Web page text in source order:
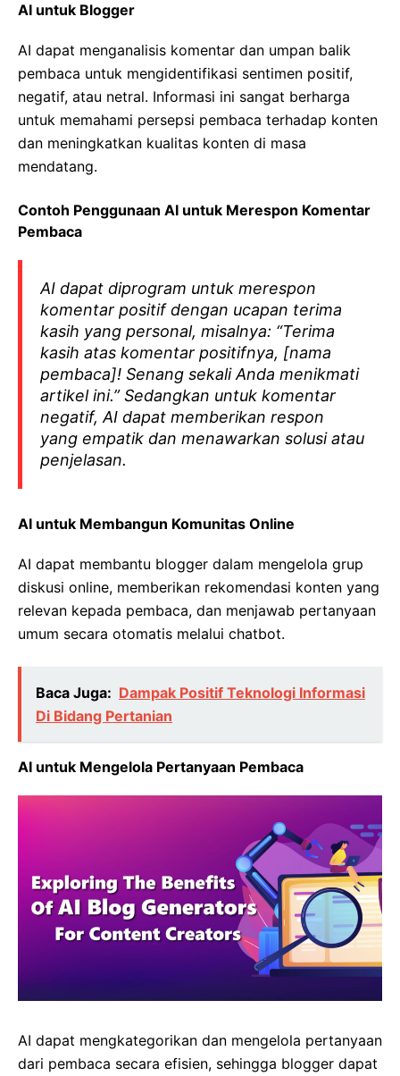
AI untuk Blogger
AI dapat menganalisis komentar dan umpan balik
pembaca untuk mengidentifikasi sentimen positif,
negatif, atau netral. Informasi ini sangat berharga
untuk memahami persepsi pembaca terhadap konten
dan meningkatkan kualitas konten di masa
mendatang.
Contoh Penggunaan AI untuk Merespon Komentar
Pembaca
AI dapat diprogram untuk merespon
komentar positif dengan ucapan terima
kasih yang personal, misalnya: “Terima
kasih atas komentar positifnya, [nama
pembaca]! Senang sekali Anda menikmati
artikel ini.” Sedangkan untuk komentar
negatif, AI dapat memberikan respon
yang empatik dan menawarkan solusi atau
penjelasan.
AI untuk Membangun Komunitas Online
AI dapat membantu blogger dalam mengelola grup
diskusi online, memberikan rekomendasi konten yang
relevan kepada pembaca, dan menjawab pertanyaan
umum secara otomatis melalui chatbot.
Baca Juga: Dampak Positif Teknologi Informasi
Di Bidang Pertanian
AI untuk Mengelola Pertanyaan Pembaca
AI dapat mengkategorikan dan mengelola pertanyaan
dari pembaca secara efisien, sehingga blogger dapat